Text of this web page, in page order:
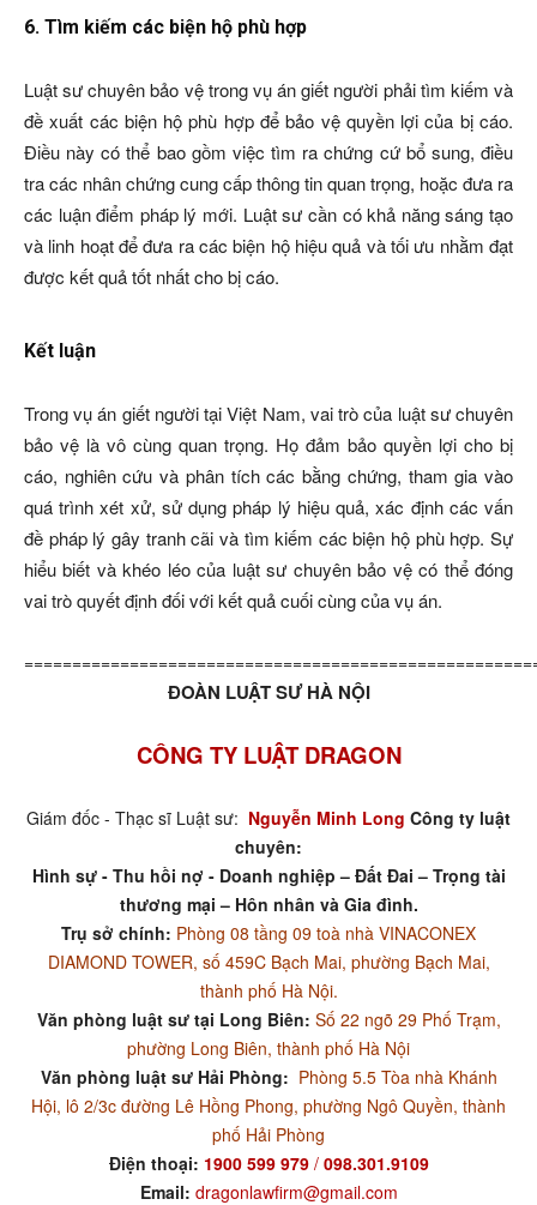
6. Tìm kiếm các biện hộ phù hợp
Luật sư chuyên bảo vệ trong vụ án giết người phải tìm kiếm và
đề xuất các biện hộ phù hợp để bảo vệ quyền lợi của bị cáo.
Điều này có thể bao gồm việc tìm ra chứng cứ bổ sung, điều
tra các nhân chứng cung cấp thông tin quan trọng, hoặc đưa ra
các luận điểm pháp lý mới. Luật sư cần có khả năng sáng tạo
và linh hoạt để đưa ra các biện hộ hiệu quả và tối ưu nhằm đạt
được kết quả tốt nhất cho bị cáo.
Kết luận
Trong vụ án giết người tại Việt Nam, vai trò của luật sư chuyên
bảo vệ là vô cùng quan trọng. Họ đảm bảo quyền lợi cho bị
cáo, nghiên cứu và phân tích các bằng chứng, tham gia vào
quá trình xét xử, sử dụng pháp lý hiệu quả, xác định các vấn
đề pháp lý gây tranh cãi và tìm kiếm các biện hộ phù hợp. Sự
hiểu biết và khéo léo của luật sư chuyên bảo vệ có thể đóng
vai trò quyết định đối với kết quả cuối cùng của vụ án.
ĐOÀN LUẬT SƯ HÀ NỘI
CÔNG TY LUẬT DRAGON
Giám đốc - Thạc sĩ Luật sư: Nguyễn Minh Long Công ty luật
chuyên:
Hình sự - Thu hồi nợ - Doanh nghiệp – Đất Đai – Trọng tài
thương mại – Hôn nhân và Gia đình.
Trụ sở chính: Phòng 08 tầng 09 toà nhà VINACONEX
DIAMOND TOWER, số 459C Bạch Mai, phường Bạch Mai,
thành phố Hà Nội.
Văn phòng luật sư tại Long Biên: Số 22 ngõ 29 Phố Trạm,
phường Long Biên, thành phố Hà Nội
Văn phòng luật sư Hải Phòng: Phòng 5.5 Tòa nhà Khánh
Hội, lô 2/3c đường Lê Hồng Phong, phường Ngô Quyền, thành
phố Hải Phòng
Điện thoại: 1900 599 979/ 098.301.9109
Email: dragonlawfirm@gmail.com